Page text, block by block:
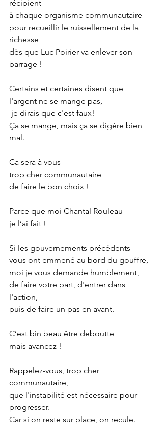
récipient
à chaque organisme communautaire
pour recueillir le ruissellement de la
richesse
dès que Luc Poirier va enlever son
barrage !
Certains et certaines disent que
l'argent ne se mange pas,
je dirais que c'est faux!
Ça se mange, mais ça se digère bien
mal.
Ca sera à vous
trop cher communautaire
de faire le bon choix !
Parce que moi Chantal Rouleau
je l’ai fait !
Si les gouvernements précédents
vous ont emmené au bord du gouffre,
moi je vous demande humblement,
de faire votre part, d'entrer dans
l'action,
puis de faire un pas en avant.
C’est bin beau être deboutte
mais avancez !
Rappelez-vous, trop cher
communautaire,
que l'instabilité est nécessaire pour
progresser.
Car si on reste sur place, on recule.